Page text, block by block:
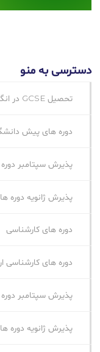
دسترسی به منو
تحصیل GCSE در انگلستان
دوره های پیش
پذیرش سپتامبر
پذیرش ژانویه دوره
دوره های کارشناسی
دوره های کارشناسی
پذیرش سپتامبر
پذیرش ژانویه دوره‌